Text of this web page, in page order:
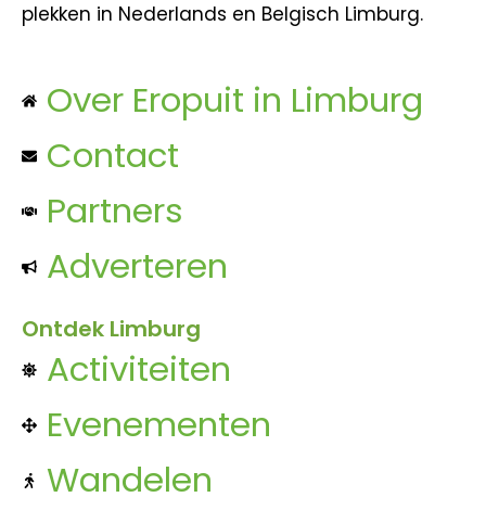
plekken in Nederlands en Belgisch Limburg.
Over Eropuit in Limburg
Contact
Partners
Adverteren
Ontdek Limburg
Activiteiten
Evenementen
Wandelen